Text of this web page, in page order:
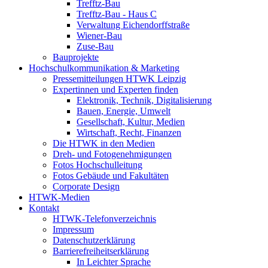
Trefftz-Bau
Trefftz-Bau - Haus C
Verwaltung Eichendorffstraße
Wiener-Bau
Zuse-Bau
Bauprojekte
Hochschulkommunikation & Marketing
Pressemitteilungen HTWK Leipzig
Expertinnen und Experten finden
Elektronik, Technik, Digitalisierung
Bauen, Energie, Umwelt
Gesellschaft, Kultur, Medien
Wirtschaft, Recht, Finanzen
Die HTWK in den Medien
Dreh- und Fotogenehmigungen
Fotos Hochschulleitung
Fotos Gebäude und Fakultäten
Corporate Design
HTWK-Medien
Kontakt
HTWK-Telefonverzeichnis
Impressum
Datenschutzerklärung
Barrierefreiheitserklärung
In Leichter Sprache